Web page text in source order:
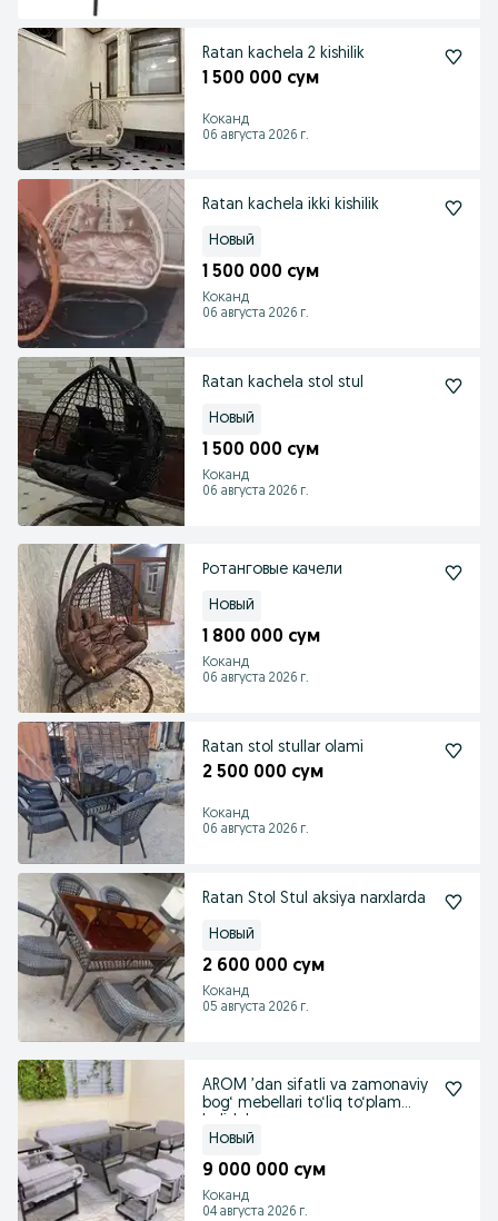
Ratan kachela 2 kishilik
1 500 000 сум
Коканд
06 августа 2026 г.
Ratan kachela ikki kishilik
Новый
1 500 000 сум
Коканд
06 августа 2026 г.
Ratan kachela stol stul
Новый
1 500 000 сум
Коканд
06 августа 2026 г.
Ротанговые качели
Новый
1 800 000 сум
Коканд
06 августа 2026 г.
Ratan stol stullar olami
2 500 000 сум
Коканд
06 августа 2026 г.
Ratan Stol Stul aksiya narxlarda
Новый
2 600 000 сум
Коканд
05 августа 2026 г.
AROM ’dan sifatli va zamonaviy
bog‘ mebellari to‘liq to‘plam
Новый
9 000 000 сум
Коканд
04 августа 2026 г.